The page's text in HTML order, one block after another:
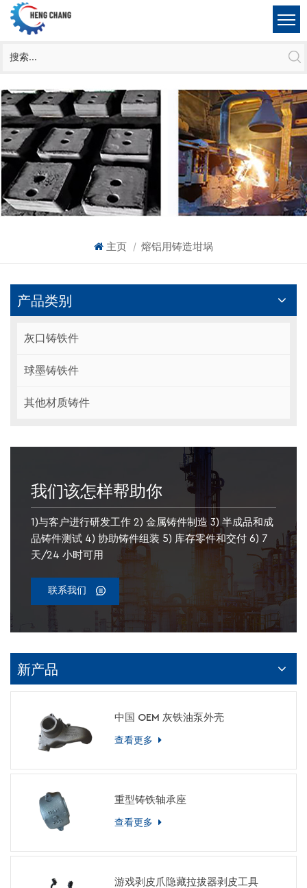
主页 | 熔铝用铸造坩埚
产品类别
灰口铸铁件
球墨铸铁件
其他材质铸件
我们该怎样帮助你
1)与客户进行研发工作 2) 金属铸件制造 3) 半成品和成
品铸件测试 4) 协助铸件组装 5) 库存零件和交付 6) 7
天/24 小时可用
联系我们
新产品
中国 OEM 灰铁油泵外壳
查看更多
重型铸铁轴承座
查看更多
游戏剥皮爪隐藏拉拔器剥皮工具